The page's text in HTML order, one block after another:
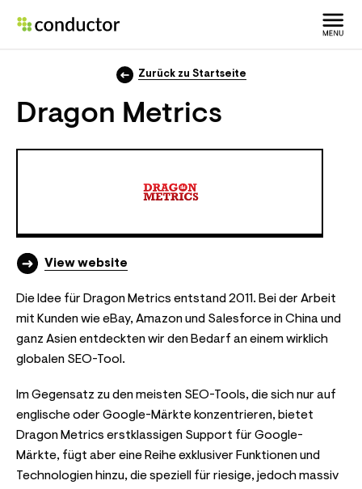
Zurück zu Startseite
Dragon Metrics
View website
Die Idee für Dragon Metrics entstand 2011. Bei der Arbeit
mit Kunden wie eBay, Amazon und Salesforce in China und
ganz Asien entdeckten wir den Bedarf an einem wirklich
globalen SEO-Tool.
Im Gegensatz zu den meisten SEO-Tools, die sich nur auf
englische oder Google-Märkte konzentrieren, bietet
Dragon Metrics erstklassigen Support für Google-
Märkte, fügt aber eine Reihe exklusiver Funktionen und
Technologien hinzu, die speziell für riesige, jedoch massiv